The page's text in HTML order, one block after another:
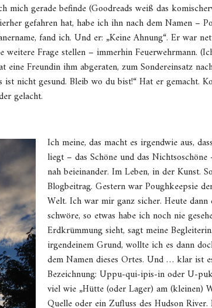
gerade befinde (Goodreads weiß das
gefahren hat, habe ich ihn nach dem Namen –
fand ich. Und er: „Keine Ahnung“. Er war
Frage stellen – immerhin Feuerwehrmann.
Freundin ihm abgeraten, zum Sondereinsatz
nicht gesund. Bleib wo du bist!“ Hat er gemacht.
gelacht.
Ich meine, das macht es irgendwie aus,
liegt – das Schöne und das
nah beieinander. Im Leben, in der Kunst.
Blogbeitrag. Gestern war Poughkeepsie
Welt. Ich war mir ganz sicher. Heute
schwöre, so etwas habe ich noch nie
Erdkrümmung sieht, sagt meine
irgendeinem Grund, wollte ich es dann
dem Namen dieses Ortes. Und … klar ist
Bezeichnung: Uppu-qui-ipis-in oder U-
viel wie „Hütte (oder Lager) am (kleinen)
Quelle oder ein Zufluss des Hudson